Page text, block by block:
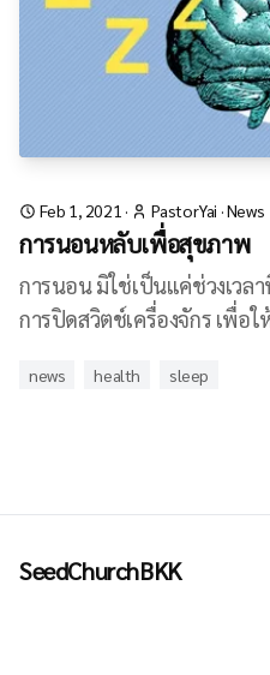
Feb 1, 2021 · PastorYai ·News
การนอนหลับเพื่อสุขภาพ
การนอน มิใช่เป็นแค่ช่วงเวล
การปิดสวิตช์เครื่องจักร เพื่อ
news health sleep
SeedChurchBKK